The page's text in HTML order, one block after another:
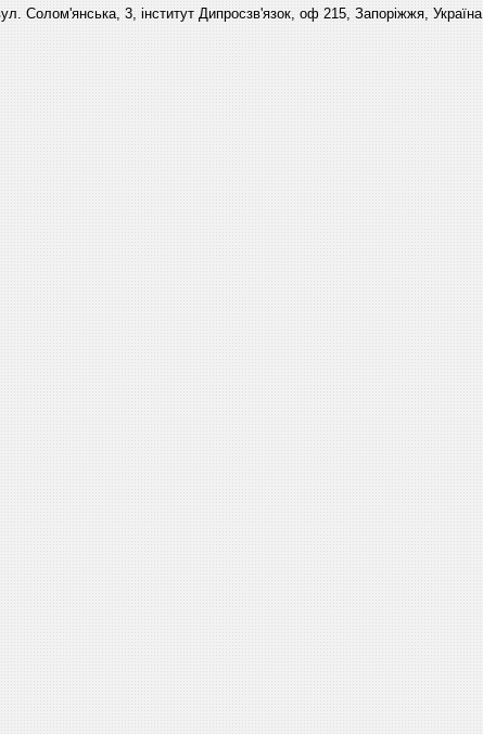
Солом'янська, 3, інститут Дипросзв'язок, оф 215, Запоріжжя, Україна